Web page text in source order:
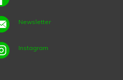
Newsletter
Instagram